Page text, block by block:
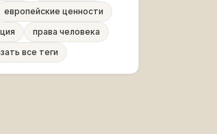
европейские ценности
права человека
все теги